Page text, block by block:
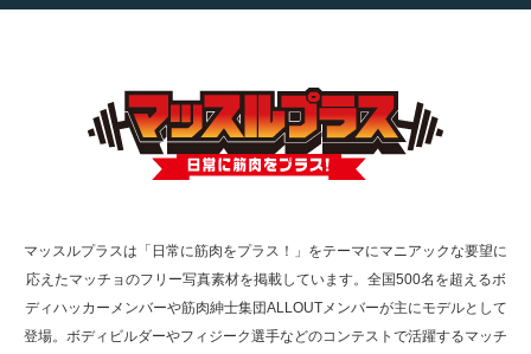
TOKYO FMラジオ番組「ONE MORNING」
で紹介さ…
た（6/8放送）
マッスルプラスは「日常に筋肉をプラス！」をテーマにマニアックな要望に
応えたマッチョのフリー写真素材を掲載しています。全国500名を超えるボ
ディハッカーメンバーや筋肉紳士集団ALLOUTメンバーが主にモデルとして
登場。ボディビルダーやフィジーク選手などのコンテストで活躍するマッチ